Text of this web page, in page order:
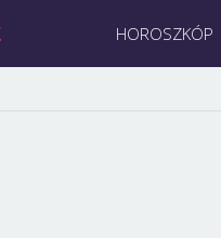
HOROSZKÓP